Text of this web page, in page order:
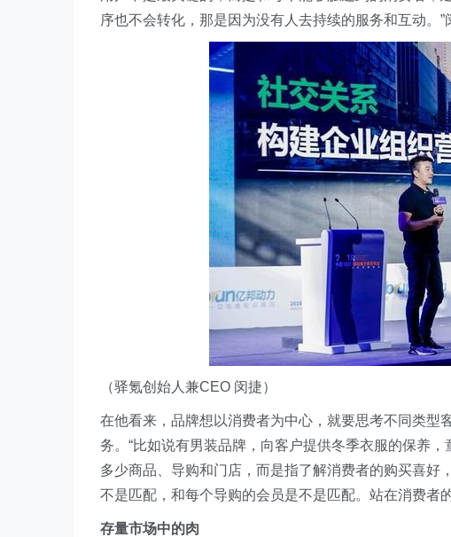
序也不会转化，那是因为没有人去持续的服务和互动。”
（驿氪创始人兼CEO 闵捷）
在他看来，品牌想以消费者为中心，就要思考不同类型
务。“比如说有男装品牌，向客户提供冬季衣服的保养
多少商品、导购和门店，而是指了解消费者的购买喜好
不是匹配，和每个导购的会员是不是匹配。站在消费者
存量市场中的肉